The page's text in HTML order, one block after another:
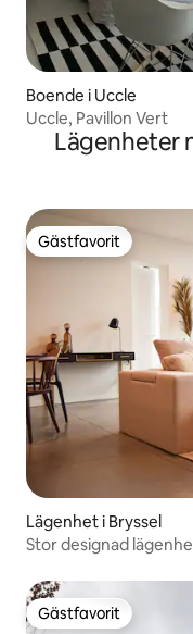
Boende i Uccle
Uccle, Pavillon Vert
Lägenheter
Gästfavorit
Gästfavorit
Lägenhet i Bryssel
Stor designad
Gästfavorit
Gästfavorit